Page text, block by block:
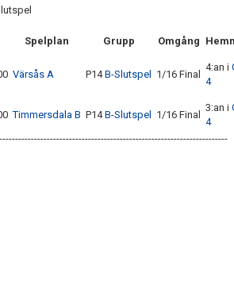
Spelplan Grupp Omgång
Värsås A P14B-Slutspel 1/16 Final
4:an i
4
Timmersdala B P14B-Slutspel 1/16 Final
3:an i
4